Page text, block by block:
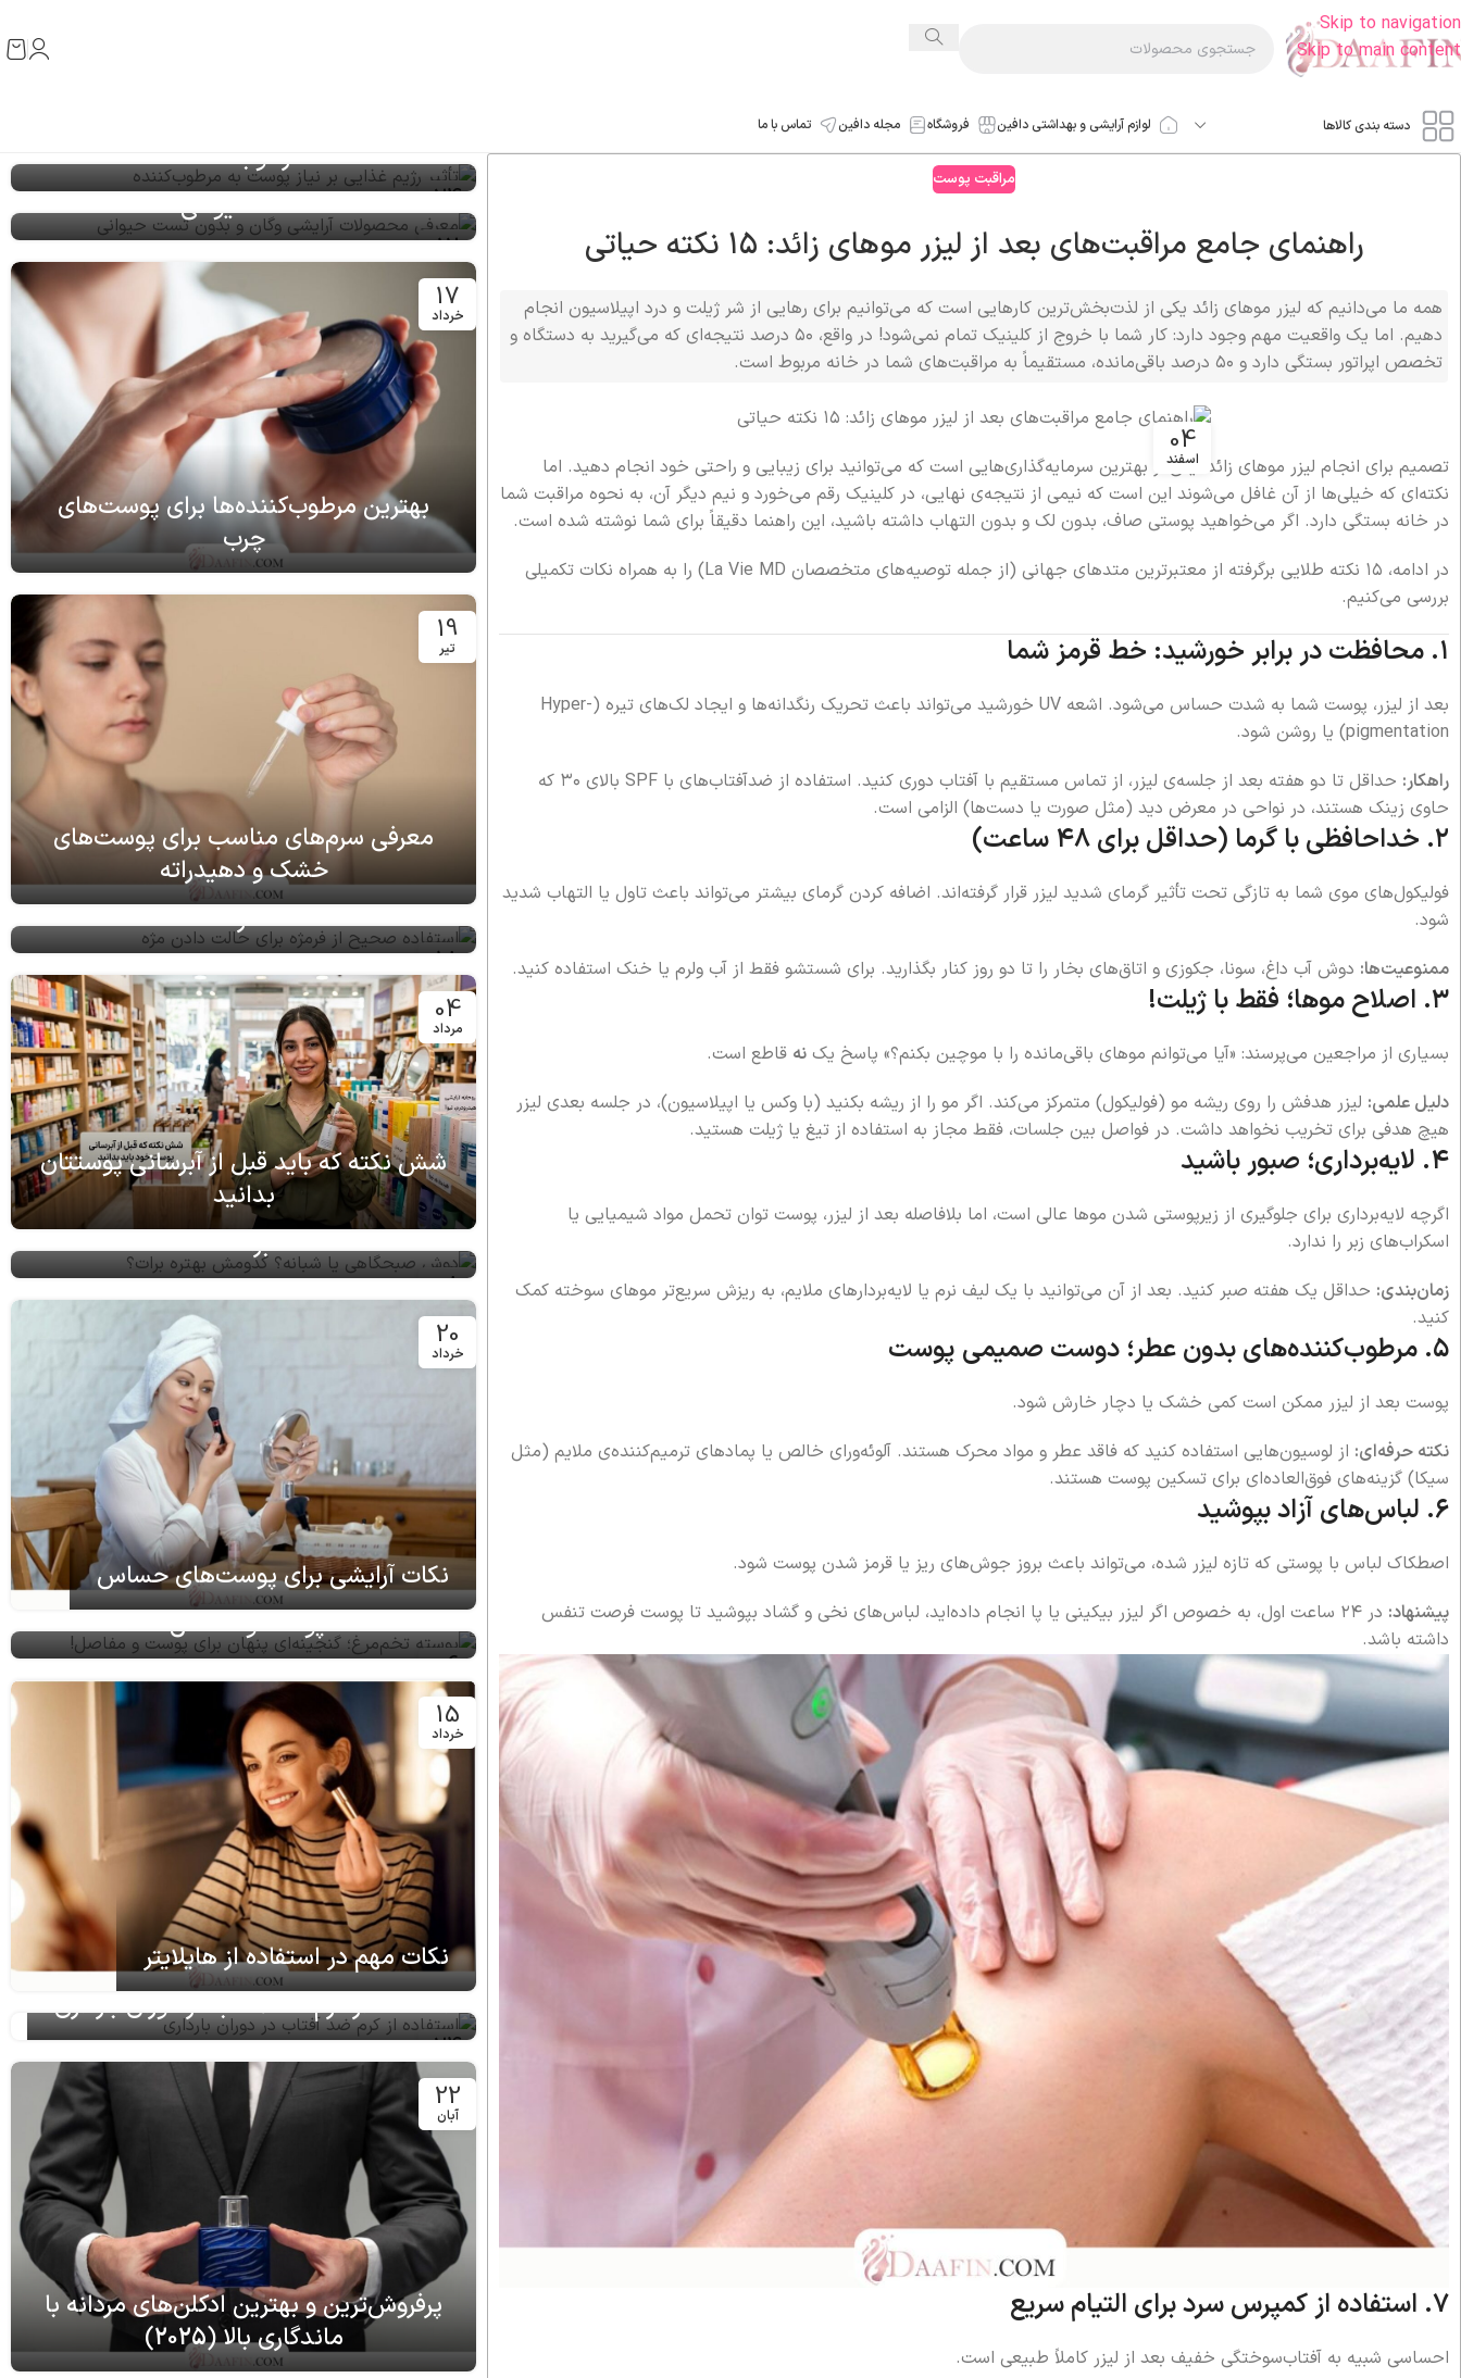
Skip to navigation
Skip to main content
دسته بندی کالاها لوازم آرایشی و بهداشتی دافین فروشگاه مجله دافین تماس با ما
مراقبت پوست
راهنمای جامع مراقبت‌های بعد از لیزر موهای زائد: ۱۵ نکته حیاتی
همه ما می‌دانیم که لیزر موهای زائد یکی از لذت‌بخش‌ترین کارهایی است که می‌توانیم برای رهایی از شر ژیلت و درد اپیلاسیون انجام
دهیم. اما یک واقعیت مهم وجود دارد: کار شما با خروج از کلینیک تمام نمی‌شود! در واقع، ۵۰ درصد نتیجه‌ای که می‌گیرید به دستگاه و
تخصص اپراتور بستگی دارد و ۵۰ درصد باقی‌مانده، مستقیماً به مراقبت‌های شما در خانه مربوط است.
04
اسفند
تصمیم برای انجام لیزر موهای زائد، یکی از بهترین سرمایه‌گذاری‌هایی است که می‌توانید برای زیبایی و راحتی خود انجام دهید. اما
نکته‌ای که خیلی‌ها از آن غافل می‌شوند این است که نیمی از نتیجه‌ی نهایی، در کلینیک رقم می‌خورد و نیم دیگر آن، به نحوه مراقبت شما
در خانه بستگی دارد. اگر می‌خواهید پوستی صاف، بدون لک و بدون التهاب داشته باشید، این راهنما دقیقاً برای شما نوشته شده است.
در ادامه، ۱۵ نکته طلایی برگرفته از معتبرترین متدهای جهانی (از جمله توصیه‌های متخصصان La Vie MD) را به همراه نکات تکمیلی
بررسی می‌کنیم.
۱. محافظت در برابر خورشید: خط قرمز شما
بعد از لیزر، پوست شما به شدت حساس می‌شود. اشعه UV خورشید می‌تواند باعث تحریک رنگدانه‌ها و ایجاد لک‌های تیره (Hyper-
pigmentation) یا روشن شود.
راهکار:
حداقل تا دو هفته بعد از جلسه‌ی لیزر، از تماس مستقیم با آفتاب دوری کنید. استفاده از ضدآفتاب‌های با SPF بالای ۳۰ که
حاوی زینک هستند، در نواحی در معرض دید (مثل صورت یا دست‌ها) الزامی است.
۲. خداحافظی با گرما (حداقل برای ۴۸ ساعت)
فولیکول‌های موی شما به تازگی تحت تأثیر گرمای شدید لیزر قرار گرفته‌اند. اضافه کردن گرمای بیشتر می‌تواند باعث تاول یا التهاب شدید
شود.
ممنوعیت‌ها: دوش آب داغ، سونا، جکوزی و اتاق‌های بخار را تا دو روز کنار بگذارید. برای شستشو فقط از آب ولرم یا خنک استفاده کنید.
۳. اصلاح موها؛ فقط با ژیلت!
بسیاری از مراجعین می‌پرسند: «آیا می‌توانم موهای باقی‌مانده را با موچین بکنم؟» پاسخ یک نه قاطع است.
دلیل علمی: لیزر هدفش را روی ریشه مو (فولیکول) متمرکز می‌کند. اگر مو را از ریشه بکنید (با وکس یا اپیلاسیون)، در جلسه بعدی لیزر
هیچ هدفی برای تخریب نخواهد داشت. در فواصل بین جلسات، فقط مجاز به استفاده از تیغ یا ژیلت هستید.
۴. لایه‌برداری؛ صبور باشید
اگرچه لایه‌برداری برای جلوگیری از زیرپوستی شدن موها عالی است، اما بلافاصله بعد از لیزر، پوست توان تحمل مواد شیمیایی یا
اسکراب‌های زبر را ندارد.
زمان‌بندی: حداقل یک هفته صبر کنید. بعد از آن می‌توانید با یک لیف نرم یا لایه‌بردارهای ملایم، به ریزش سریع‌تر موهای سوخته کمک
کنید.
۵. مرطوب‌کننده‌های بدون عطر؛ دوست صمیمی پوست
پوست بعد از لیزر ممکن است کمی خشک یا دچار خارش شود.
نکته حرفه‌ای: از لوسیون‌هایی استفاده کنید که فاقد عطر و مواد محرک هستند. آلوئه‌ورای خالص یا پمادهای ترمیم‌کننده‌ی ملایم (مثل
سیکا) گزینه‌های فوق‌العاده‌ای برای تسکین پوست هستند.
۶. لباس‌های آزاد بپوشید
اصطکاک لباس با پوستی که تازه لیزر شده، می‌تواند باعث بروز جوش‌های ریز یا قرمز شدن پوست شود.
پیشنهاد:
در ۲۴ ساعت اول، به خصوص اگر لیزر بیکینی یا پا انجام داده‌اید، لباس‌های نخی و گشاد بپوشید تا پوست فرصت تنفس
داشته باشد.
۷. استفاده از کمپرس سرد برای التیام سریع
احساسی شبیه به آفتاب‌سوختگی خفیف بعد از لیزر کاملاً طبیعی است.
24
تیر
مرطوب‌کننده
12
تیر
معرفی محصولات آرایشی وگان و بدون
تست حیوانی
17
خرداد
بهترین مرطوب‌کننده‌ها برای پوست‌های
چرب
19
تیر
معرفی سرم‌های مناسب برای پوست‌های
خشک و دهیدراته
18
آذر
استفاده صحیح از فرمژه برای حالت دادن
مژه
04
مرداد
شش نکته که باید قبل از آبرسانی پوستتان
بدانید
08
اسفند
دوش صبحگاهی یا شبانه؟ کدومش بهتره
برات؟
20
خرداد
نکات آرایشی برای پوست‌های حساس
06
اسفند
پوسته تخم‌مرغ؛ گنجینه‌ای پنهان برای
پوست و مفاصل!
15
خرداد
نکات مهم در استفاده از هایلایتر
24
تیر
استفاده از کرم ضد آفتاب در دوران بارداری
22
آبان
پرفروش‌ترین و بهترین ادکلن‌های مردانه با
ماندگاری بالا (2025)